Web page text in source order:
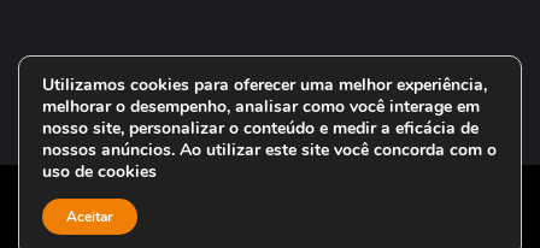
© 2024 – Vorax Lubrificantes – Todos os direitos reservados.
Uma marca do Grupo
Utilizamos cookies para oferecer uma melhor experiência,
melhorar o desempenho, analisar como você interage em
nosso site, personalizar o conteúdo e medir a eficácia de
nossos anúncios. Ao utilizar este site você concorda com o
uso de cookies
Aceitar